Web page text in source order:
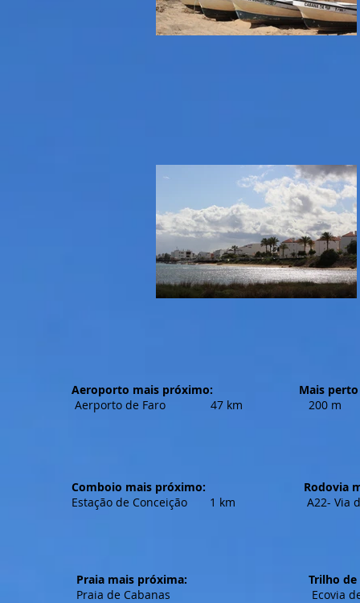
Aeroporto mais próximo:
Aerporto de Faro 47 km
Mais
200 m
Comboio mais próximo:
Estação de Conceição 1 km
Rodovia
A22-
Praia mais próxima:
Praia de Cabanas
Trilho